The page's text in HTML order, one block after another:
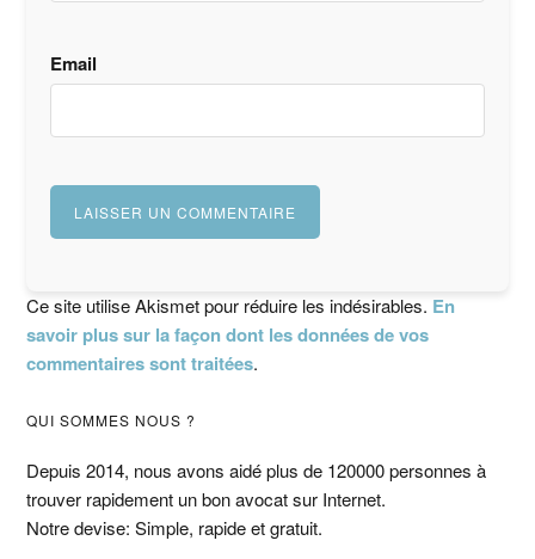
Email
Ce site utilise Akismet pour réduire les indésirables. En
savoir plus sur la façon dont les données de vos
commentaires sont traitées.
Barre
latérale
principale
QUI SOMMES NOUS ?
Depuis 2014, nous avons aidé plus de 120000 personnes à
trouver rapidement un bon avocat sur Internet.
Notre devise: Simple, rapide et gratuit.